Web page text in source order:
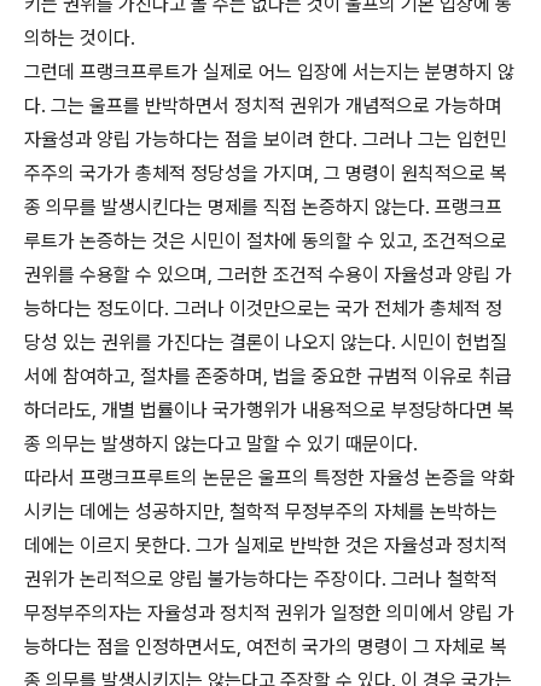
의하는 것이다.
그런데 프랭크프루트가 실제로 어느 입장에 서는지는 분명하지 않
다. 그는 울프를 반박하면서 정치적 권위가 개념적으로 가능하며
자율성과 양립 가능하다는 점을 보이려 한다. 그러나 그는 입헌민
주주의 국가가 총체적 정당성을 가지며, 그 명령이 원칙적으로 복
종 의무를 발생시킨다는 명제를 직접 논증하지 않는다. 프랭크프
루트가 논증하는 것은 시민이 절차에 동의할 수 있고, 조건적으로
권위를 수용할 수 있으며, 그러한 조건적 수용이 자율성과 양립 가
능하다는 정도이다. 그러나 이것만으로는 국가 전체가 총체적 정
당성 있는 권위를 가진다는 결론이 나오지 않는다. 시민이 헌법질
서에 참여하고, 절차를 존중하며, 법을 중요한 규범적 이유로 취급
하더라도, 개별 법률이나 국가행위가 내용적으로 부정당하다면 복
종 의무는 발생하지 않는다고 말할 수 있기 때문이다.
따라서 프랭크프루트의 논문은 울프의 특정한 자율성 논증을 약화
시키는 데에는 성공하지만, 철학적 무정부주의 자체를 논박하는
데에는 이르지 못한다. 그가 실제로 반박한 것은 자율성과 정치적
권위가 논리적으로 양립 불가능하다는 주장이다. 그러나 철학적
무정부주의자는 자율성과 정치적 권위가 일정한 의미에서 양립 가
능하다는 점을 인정하면서도, 여전히 국가의 명령이 그 자체로 복
종 의무를 발생시키지는 않는다고 주장할 수 있다. 이 경우 국가는